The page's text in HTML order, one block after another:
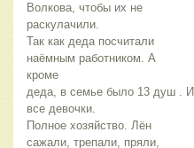
Волкова, чтобы их не
раскулачили.
Так как деда посчитали
наёмным работником. А
кроме
деда, в семье было 13 душ . И
все девочки.
Полное хозяйство. Лён
сажали, трепали, пряли,